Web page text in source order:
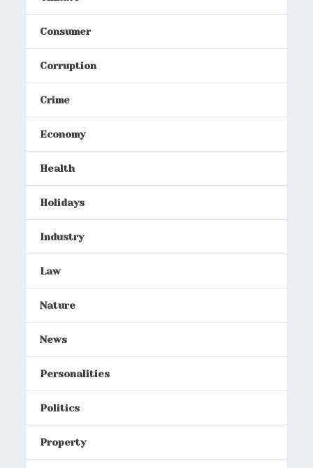
Consumer
Corruption
Crime
Economy
Health
Holidays
Industry
Law
Nature
News
Personalities
Politics
Property